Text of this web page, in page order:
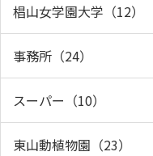
椙山女学園大学（12）
事務所（24）
スーパー（10）
東山動植物園（23）